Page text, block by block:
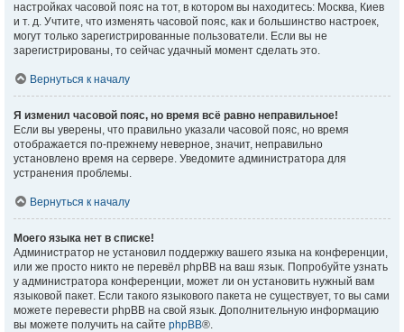
настройках часовой пояс на тот, в котором вы находитесь: Москва, Киев
и т. д. Учтите, что изменять часовой пояс, как и большинство настроек,
могут только зарегистрированные пользователи. Если вы не
зарегистрированы, то сейчас удачный момент сделать это.
Вернуться к началу
Я изменил часовой пояс, но время всё равно неправильное!
Если вы уверены, что правильно указали часовой пояс, но время
отображается по-прежнему неверное, значит, неправильно
установлено время на сервере. Уведомите администратора для
устранения проблемы.
Вернуться к началу
Моего языка нет в списке!
Администратор не установил поддержку вашего языка на конференции,
или же просто никто не перевёл phpBB на ваш язык. Попробуйте узнать
у администратора конференции, может ли он установить нужный вам
языковой пакет. Если такого языкового пакета не существует, то вы сами
можете перевести phpBB на свой язык. Дополнительную информацию
вы можете получить на сайте phpBB®.